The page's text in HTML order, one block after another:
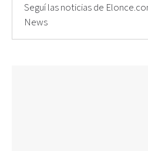
Seguí las noticias de
News